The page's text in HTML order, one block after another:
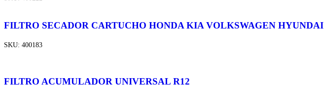
FILTRO SECADOR CARTUCHO HONDA KIA VOLKSWAGEN
SKU: 400183
FILTRO ACUMULADOR UNIVERSAL R12